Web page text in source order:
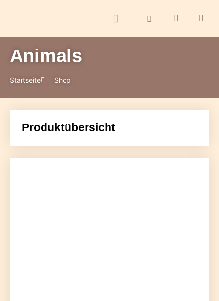
Animals
Startseite Shop
Produktübersicht